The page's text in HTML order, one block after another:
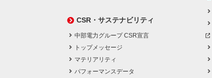
CSR・サステナビリティ
中部電力グループ CSR宣言
トップメッセージ
マテリアリティ
パフォーマンスデータ